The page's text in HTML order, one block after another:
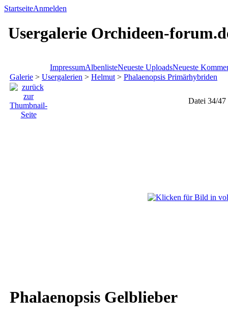
StartseiteAnmelden
Usergalerie Orchideen-
ImpressumAlbenlisteNeueste UploadsNeueste
Galerie > Usergalerien > Helmut > Phalaenopsis Primärhybriden
Datei 34/47
Phalaenopsis Gelblieber